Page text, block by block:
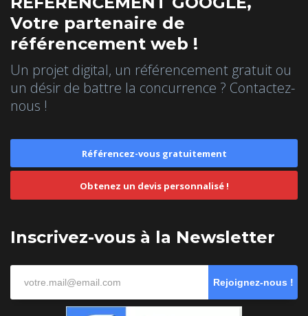
Votre partenaire de
référencement web !
Un projet digital, un référencement gratuit ou
un désir de battre la concurrence ? Contactez-
nous !
Référencez-vous gratuitement
Obtenez un devis personnalisé !
Inscrivez-vous à la Newsletter
Rejoignez-nous !